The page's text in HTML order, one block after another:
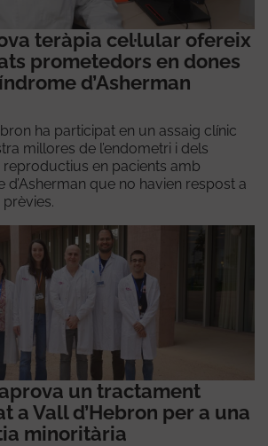
teràpia cel·lular ofereix
prometedors en dones
d’Asherman
ha participat en un assaig clínic
millores de l’endometri i dels
reproductius en pacients amb
d’Asherman que no havien respost a
aprova un tractament
a Vall d’Hebron per a una
minoritària